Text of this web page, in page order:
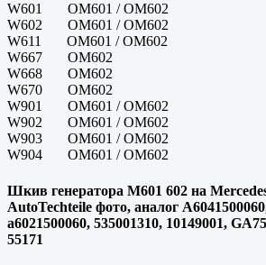
W601 OM601 / OM602
W602 OM601 / OM602
W611 OM601 / OM602
W667 OM602
W668 OM602
W670 OM602
W901 OM601 / OM602
W902 OM601 / OM602
W903 OM601 / OM602
W904 OM601 / OM602
Шкив генератора M601 602 на
AutoTechteile фото, аналог
a6021500060, 535001310, 10149001,
55171